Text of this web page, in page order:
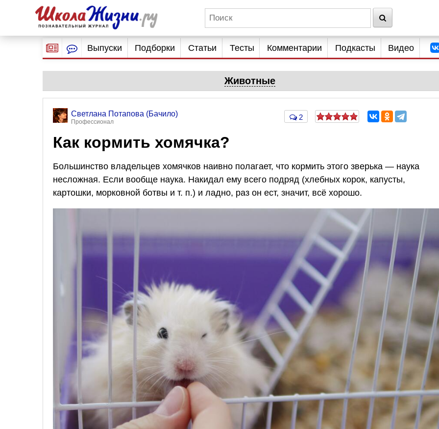
Выпуски Подборки Статьи Тесты Комментарии Подкасты Видео
Животные
Светлана Потапова (Бачило)
Профессионал
2
Как кормить хомячка?
Большинство владельцев хомячков наивно полагает, что кормить этого зверька — наука
несложная. Если вообще наука. Накидал ему всего подряд (хлебных корок, капусты,
картошки, морковной ботвы и т. п.) и ладно, раз он ест, значит, всё хорошо.